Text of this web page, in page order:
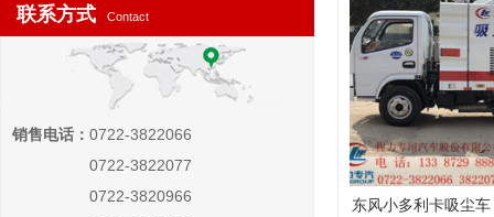
联系方式 Contact
销售电话： 0722-3822066
0722-3822077
0722-3820966
东风小多利卡吸尘车